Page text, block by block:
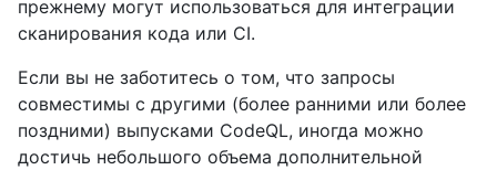
прежнему могут использоваться для интеграции
сканирования кода или CI.
Если вы не заботитесь о том, что запросы
совместимы с другими (более ранними или более
поздними) выпусками CodeQL, иногда можно
достичь небольшого объема дополнительной